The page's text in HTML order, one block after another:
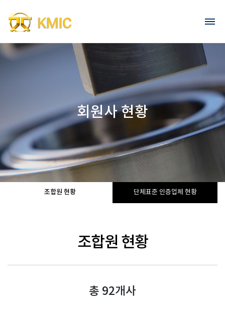
회원사 현황
조합원 현황 단체표준 인증업체 현황
조합원 현황
총 92개사